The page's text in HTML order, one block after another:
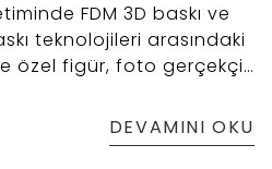
FDM 3D baskı ve
teknolojileri arasındaki
özel figür, foto gerçekçi
DEVAMINI OKU